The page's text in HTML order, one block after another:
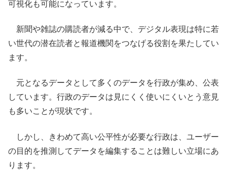
可視化も可能になっています。
新聞や雑誌の購読者が減る中で、デジタル表現は特に若
い世代の潜在読者と報道機関をつなげる役割を果たしてい
ます。
元となるデータとして多くのデータを行政が集め、公表
しています。行政のデータは見にくく使いにくいとう意見
も多いことが現状です。
しかし、きわめて高い公平性が必要な行政は、ユーザー
の目的を推測してデータを編集することは難しい立場にあ
ります。